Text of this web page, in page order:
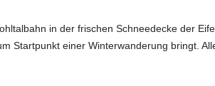
in der frischen Schneedecke der
Startpunkt einer Winterwanderung bringt.